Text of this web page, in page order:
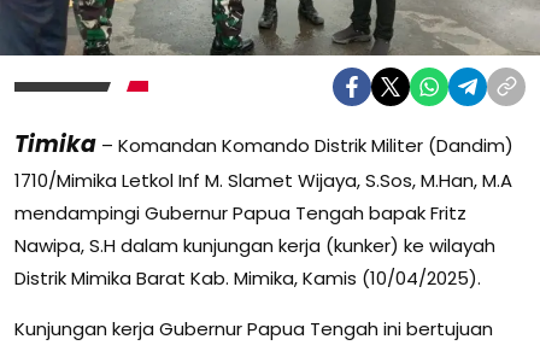
Timika – Komandan Komando Distrik Militer (Dandim)
1710/Mimika Letkol Inf M. Slamet Wijaya, S.Sos, M.Han, M.A
mendampingi Gubernur Papua Tengah bapak Fritz
Nawipa, S.H dalam kunjungan kerja (kunker) ke wilayah
Distrik Mimika Barat Kab. Mimika, Kamis (10/04/2025).
Kunjungan kerja Gubernur Papua Tengah ini bertujuan